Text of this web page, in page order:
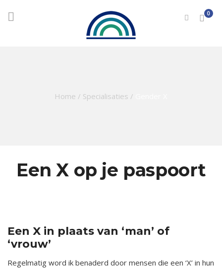
0
Home / Specialisaties /
Een X op je paspoort
Een X in plaats van ‘man’ of
‘vrouw’
Regelmatig word ik benaderd door mensen die een ‘X’ in hun